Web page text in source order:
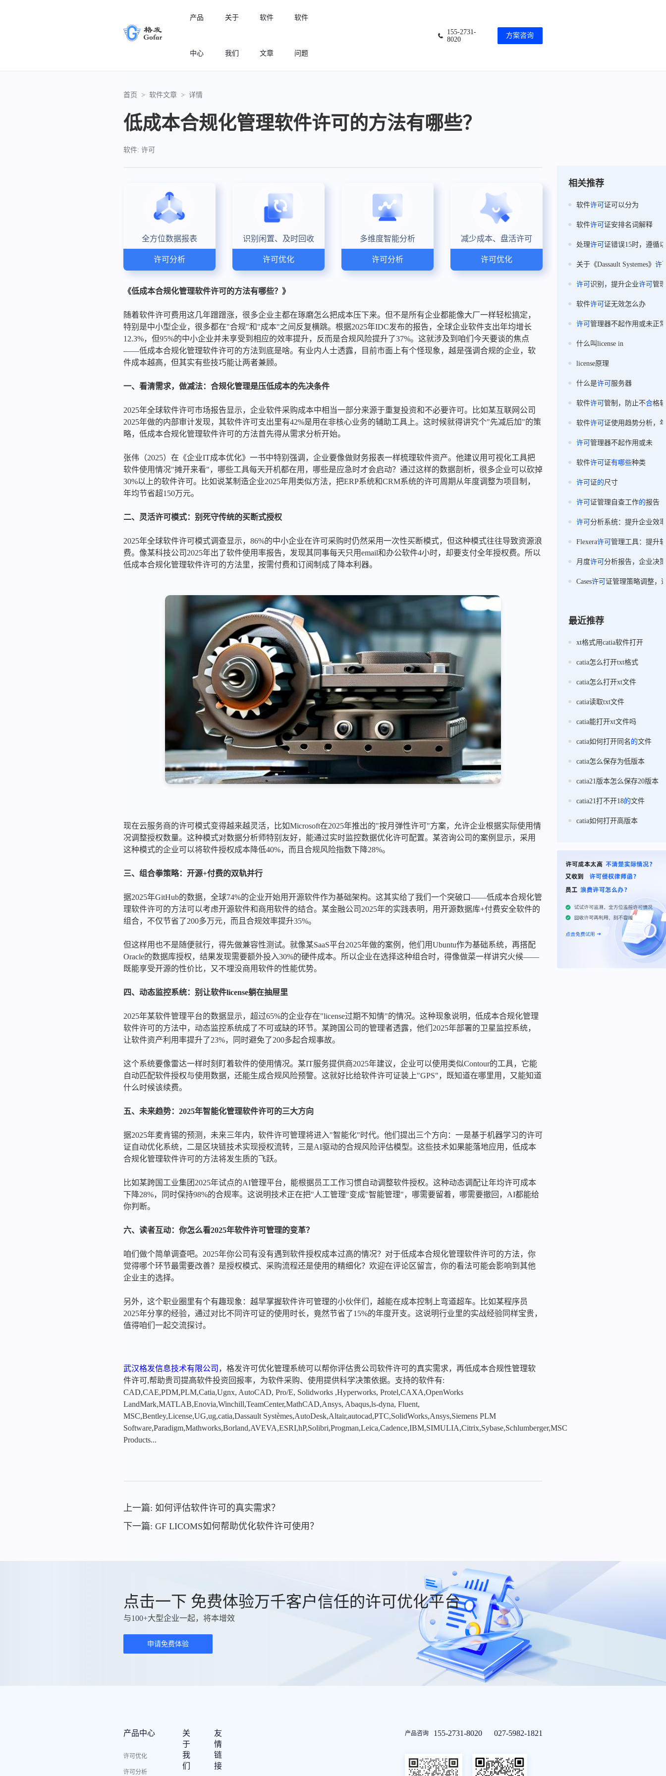
产品
中心
许可分析
实现专业软件许可精细化管理
关于
我们
软件
文章
软件
问题
155-2731-
8020
方案咨询
首页 > 软件文章 > 详情
低成本合规化管理软件许可的方法有哪些？
软件: 许可
全方位数据报表
许可分析
识别闲置、及时回收
许可优化
多维度智能分析
许可分析
减少成本、盘活许可
许可优化
《低成本合规化管理软件许可的方法有哪些？》
随着软件许可费用这几年蹭蹭涨，很多企业主都在琢磨怎么把成本压下来。但不是所有企业都能像大厂一样轻松搞定，
特别是中小型企业，很多都在"合规"和"成本"之间反复横跳。根据2025年IDC发布的报告，全球企业软件支出年均增长
12.3%，但95%的中小企业并未享受到相应的效率提升，反而是合规风险提升了37%。这就涉及到咱们今天要谈的焦点
——低成本合规化管理软件许可的方法到底是啥。有业内人士透露，目前市面上有个怪现象，越是强调合规的企业，软
件成本越高，但其实有些技巧能让两者兼顾。
一、看清需求，做减法：合规化管理是压低成本的先决条件
2025年全球软件许可市场报告显示，企业软件采购成本中相当一部分来源于重复投资和不必要许可。比如某互联网公司
2025年做的内部审计发现，其软件许可支出里有42%是用在非核心业务的辅助工具上。这时候就得讲究个"先减后加"的策
略，低成本合规化管理软件许可的方法首先得从需求分析开始。
张伟（2025）在《企业IT成本优化》一书中特别强调，企业要像做财务报表一样梳理软件资产。他建议用可视化工具把
软件使用情况"摊开来看"，哪些工具每天开机都在用，哪些是应急时才会启动？通过这样的数据剖析，很多企业可以砍掉
30%以上的软件许可。比如说某制造企业2025年用类似方法，把ERP系统和CRM系统的许可周期从年度调整为项目制，
年均节省超150万元。
二、灵活许可模式：别死守传统的买断式授权
2025年全球软件许可模式调查显示，86%的中小企业在许可采购时仍然采用一次性买断模式，但这种模式往往导致资源浪
费。像某科技公司2025年出了软件使用率报告，发现其同事每天只用email和办公软件4小时，却要支付全年授权费。所以
低成本合规化管理软件许可的方法里，按需付费和订阅制成了降本利器。
现在云服务商的许可模式变得越来越灵活，比如Microsoft在2025年推出的"按月弹性许可"方案，允许企业根据实际使用情
况调整授权数量。这种模式对数据分析师特别友好，能通过实时监控数据优化许可配置。某咨询公司的案例显示，采用
这种模式的企业可以将软件授权成本降低40%，而且合规风险指数下降28%。
三、组合拳策略：开源+付费的双轨并行
据2025年GitHub的数据，全球74%的企业开始用开源软件作为基础架构。这其实给了我们一个突破口——低成本合规化管
理软件许可的方法可以考虑开源软件和商用软件的结合。某金融公司2025年的实践表明，用开源数据库+付费安全软件的
组合，不仅节省了200多万元，而且合规效率提升35%。
但这样用也不是随便就行，得先做兼容性测试。就像某SaaS平台2025年做的案例，他们用Ubuntu作为基础系统，再搭配
Oracle的数据库授权，结果发现需要额外投入30%的硬件成本。所以企业在选择这种组合时，得像做菜一样讲究火候——
既能享受开源的性价比，又不埋没商用软件的性能优势。
四、动态监控系统：别让软件license躺在抽屉里
2025年某软件管理平台的数据显示，超过65%的企业存在"license过期不知情"的情况。这种现象说明，低成本合规化管理
软件许可的方法中，动态监控系统成了不可或缺的环节。某跨国公司的管理者透露，他们2025年部署的卫星监控系统，
让软件资产利用率提升了23%，同时避免了200多起合规事故。
这个系统要像雷达一样时刻盯着软件的使用情况。某IT服务提供商2025年建议，企业可以使用类似Contour的工具，它能
自动匹配软件授权与使用数据，还能生成合规风险预警。这就好比给软件许可证装上"GPS"，既知道在哪里用，又能知道
什么时候该续费。
五、未来趋势：2025年智能化管理软件许可的三大方向
据2025年麦肯锡的预测，未来三年内，软件许可管理将进入"智能化"时代。他们提出三个方向：一是基于机器学习的许可
证自动优化系统，二是区块链技术实现授权流转，三是AI驱动的合规风险评估模型。这些技术如果能落地应用，低成本
合规化管理软件许可的方法将发生质的飞跃。
比如某跨国工业集团2025年试点的AI管理平台，能根据员工工作习惯自动调整软件授权。这种动态调配让年均许可成本
下降28%，同时保持98%的合规率。这说明技术正在把"人工管理"变成"智能管理"，哪需要留着，哪需要撤回，AI都能给
你判断。
六、读者互动：你怎么看2025年软件许可管理的变革？
咱们做个简单调查吧。2025年你公司有没有遇到软件授权成本过高的情况？对于低成本合规化管理软件许可的方法，你
觉得哪个环节最需要改善？是授权模式、采购流程还是使用的精细化？欢迎在评论区留言，你的看法可能会影响到其他
企业主的选择。
另外，这个职业圈里有个有趣现象：越早掌握软件许可管理的小伙伴们，越能在成本控制上弯道超车。比如某程序员
2025年分享的经验，通过对比不同许可证的使用时长，竟然节省了15%的年度开支。这说明行业里的实战经验同样宝贵，
值得咱们一起交流探讨。
武汉格发信息技术有限公司 ，格发许可优化管理系统可以帮你评估贵公司软件许可的真实需求，再低成本合规性管理软
件许可,帮助贵司提高软件投资回报率，为软件采购、使用提供科学决策依据。支持的软件有:
CAD,CAE,PDM,PLM,Catia,Ugnx, AutoCAD, Pro/E, Solidworks ,Hyperworks, Protel,CAXA,OpenWorks
LandMark,MATLAB,Enovia,Winchill,TeamCenter,MathCAD,Ansys, Abaqus,ls-dyna, Fluent,
MSC,Bentley,License,UG,ug,catia,Dassault Systèmes,AutoDesk,Altair,autocad,PTC,SolidWorks,Ansys,Siemens PLM
Software,Paradigm,Mathworks,Borland,AVEVA,ESRI,hP,Solibri,Progman,Leica,Cadence,IBM,SIMULIA,Citrix,Sybase,Schlumberger,MSC
Products...
上一篇: 如何评估软件许可的真实需求？
下一篇: GF LICOMS如何帮助优化软件许可使用？
相关推荐
软件许可 证可以分为
软件许可 证安排名词解释
处理许可 证错误15时，遵循
关于《Dassault Systemes》 许
许可 识别，提升企业许可 管理
软件许可 证无效怎么办
许可 管理器不起作用或未正
什么叫license in
license原理
什么是许可 服务器
软件许可 管制，防止不合格
软件许可 证使用趋势分析，
许可 管理器不起作用或未
软件许可 证有哪些种类
许可 证的尺寸
许可 证管理自查工作的报告
许可 分析系统：提升企业效率
Flexera许可 管理工具：提升
月度许可 分析报告，企业决策
Cases许可 证管理策略调整，
最近推荐
xt格式用catia软件打开
catia怎么打开txt格式
catia怎么打开xt文件
catia读取txt文件
catia能打开xt文件吗
catia如何打开同名 的文件
catia怎么保存为低版本
catia21版本怎么保存20版本
catia21打不开18的文件
catia如何打开高版本
点击一下 免费体验万千客户信任的许可优化平台
与100+大型企业一起，将本增效
申请免费体验
产品中心
许可优化
许可分析
关
于
我
们
友
情
链
接
产品咨询 155-2731-8020 027-5982-1821